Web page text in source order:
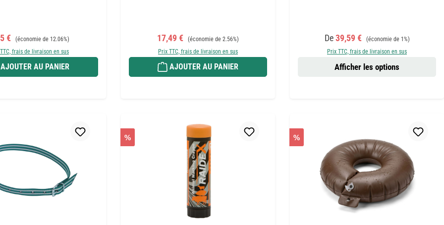
de vente :
€ Prix régulier :
(économie de 12.06%)
frais de livraison en sus
AJOUTER AU PANIER
Prix de vente :
17,49 € Prix régulier :
(économie de 2.56%)
Prix TTC, frais de livraison en sus
AJOUTER AU PANIER
Prix de vente :
De39,59 € Prix régulier :
(économie de 1%)
Prix TTC, frais de livraison en sus
Afficher les options
% %